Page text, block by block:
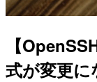
【
式が変更